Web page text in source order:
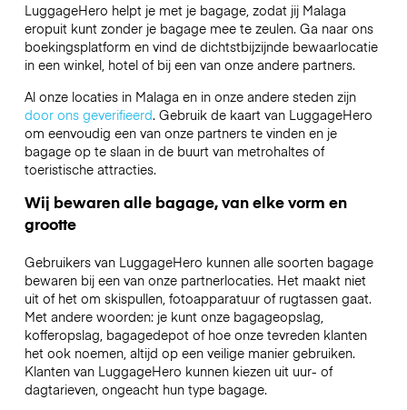
LuggageHero helpt je met je bagage, zodat jij Malaga
eropuit kunt zonder je bagage mee te zeulen. Ga naar ons
boekingsplatform en vind de dichtstbijzijnde bewaarlocatie
in een winkel, hotel of bij een van onze andere partners.
Al onze locaties in Malaga en in onze andere steden zijn
door ons geverifieerd. Gebruik de kaart van LuggageHero
om eenvoudig een van onze partners te vinden en je
bagage op te slaan in de buurt van metrohaltes of
toeristische attracties.
Wij bewaren alle bagage, van elke vorm en
grootte
Gebruikers van LuggageHero kunnen alle soorten bagage
bewaren bij een van onze partnerlocaties. Het maakt niet
uit of het om skispullen, fotoapparatuur of rugtassen gaat.
Met andere woorden: je kunt onze bagageopslag,
kofferopslag, bagagedepot of hoe onze tevreden klanten
het ook noemen, altijd op een veilige manier gebruiken.
Klanten van LuggageHero kunnen kiezen uit uur- of
dagtarieven, ongeacht hun type bagage.